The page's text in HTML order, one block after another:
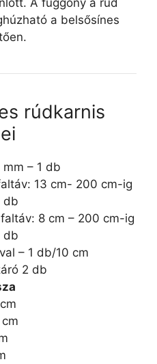
a belsősínes
rúdkarnis
– 1 db
13 cm- 200 cm-ig
db
8 cm – 200 cm-ig
db
– 1 db/10 cm
2 db